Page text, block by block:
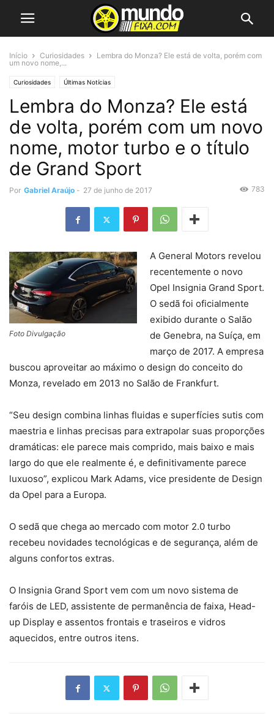
Início Curiosidades
Lembra do Monza? Ele está de volta, porém com
um novo nome,...
Curiosidades Últimas Notícias
Lembra do Monza? Ele está
de volta, porém com um novo
nome, motor turbo e o título
de Grand Sport
Por Gabriel Araújo - 27 de junho de 2017 783
Foto Divulgação
A General Motors revelou
recentemente o novo
Opel Insignia Grand Sport.
O sedã foi oficialmente
exibido durante o Salão
de Genebra, na Suíça, em
março de 2017. A empresa
buscou aproveitar ao máximo o design do conceito do
Monza, revelado em 2013 no Salão de Frankfurt.
“Seu design combina linhas fluidas e superfícies sutis com
maestria e linhas precisas para extrapolar suas proporções
dramáticas: ele parece mais comprido, mais baixo e mais
largo do que ele realmente é, e definitivamente parece
luxuoso”, explicou Mark Adams, vice presidente de Design
da Opel para a Europa.
O sedã que chega ao mercado com motor 2.0 turbo
recebeu novidades tecnológicas e de segurança, além de
alguns confortos extras.
O Insignia Grand Sport vem com um novo sistema de
faróis de LED, assistente de permanência de faixa, Head-
up Display e assentos frontais e traseiros e vidros
aquecidos, entre outros itens.